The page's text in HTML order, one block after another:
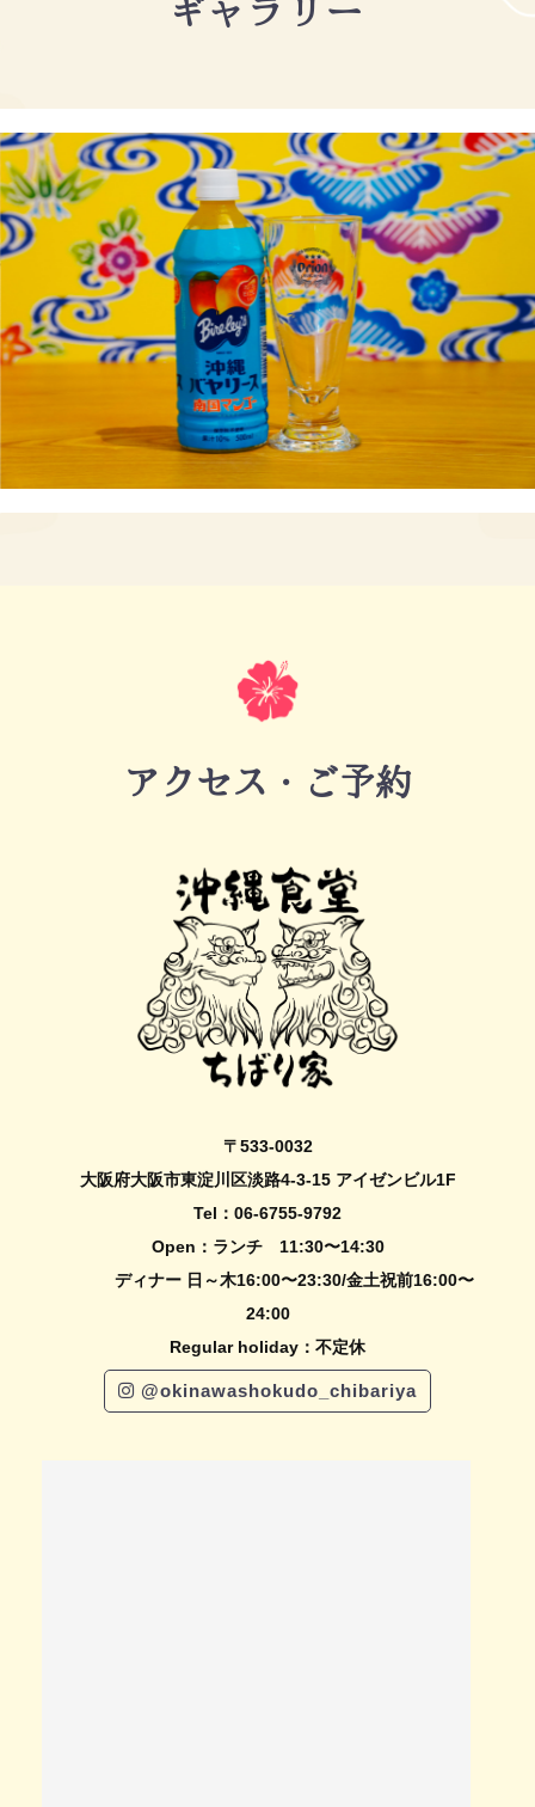
アクセス・ご予約
〒533-0032
大阪府大阪市東淀川区淡路4-3-15 アイゼンビル1F
Tel： 06-6755-9792
Open：ランチ 11:30〜14:30
ディナー 日～木16:00〜23:30/金土祝前16:00〜
24:00
Regular holiday：不定休
@okinawashokudo_chibariya